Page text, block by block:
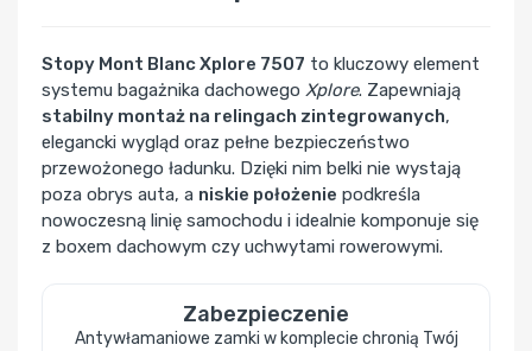
Stopy Mont Blanc Xplore 7507 to kluczowy element
systemu bagażnika dachowego Xplore. Zapewniają
stabilny montaż na relingach zintegrowanych,
elegancki wygląd oraz pełne bezpieczeństwo
przewożonego ładunku. Dzięki nim belki nie wystają
poza obrys auta, a niskie położenie podkreśla
nowoczesną linię samochodu i idealnie komponuje się
z boxem dachowym czy uchwytami rowerowymi.
Zabezpieczenie
Antywłamaniowe zamki w komplecie chronią Twój